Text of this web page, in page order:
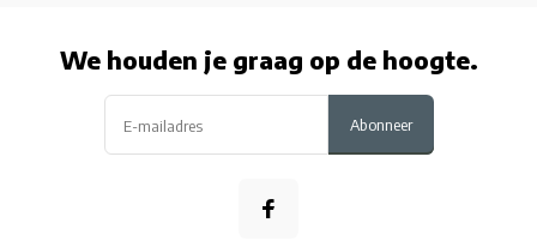
We houden je graag op de hoogte.
Abonneer